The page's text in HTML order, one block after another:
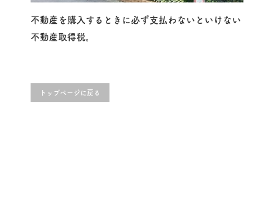
不動産を購入するときに必ず支払わないといけない
不動産取得税。
トップページに戻る